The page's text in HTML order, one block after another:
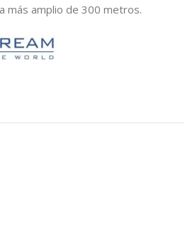
más amplio de 300 metros.